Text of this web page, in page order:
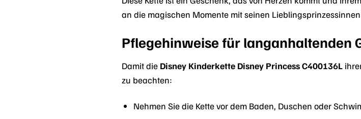
an die magischen Momente mit seinen
Pflegehinweise für langanhaltenden
Damit die Disney Kinderkette Disney Princess C400136L
zu beachten:
Nehmen Sie die Kette vor dem Baden, Duschen oder